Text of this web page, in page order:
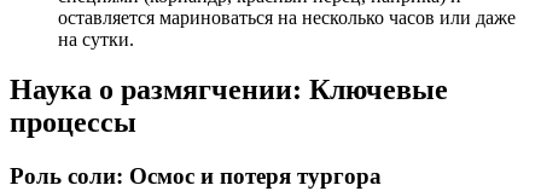
оставляется мариноваться на несколько часов или даже
на сутки.
Наука о размягчении: Ключевые
процессы
Роль соли: Осмос и потеря тургора